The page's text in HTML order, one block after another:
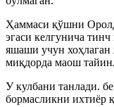
Ҳаммаси қўшни
эгаси келгунича
яшаши учун
миқдорда маош
У кулбани танлади.
бормасликни ихтиёр